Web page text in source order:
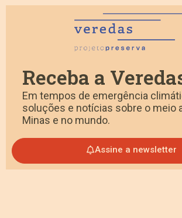
Receba a
Em tempos de emergência
soluções e notícias sobre o meio
Minas e no mundo.
Assine a newsletter